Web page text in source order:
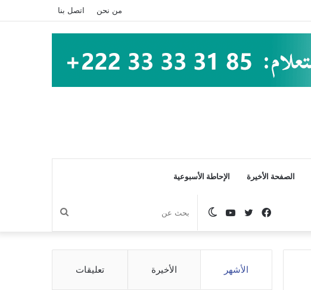
من نحن اتصل بنا
الصفحة الأخيرة الإحاطة الأسبوعية
بحث
عن
الوضع
المظلم
يوتيوبتويتر
فيسبوك
الأشهر الأخيرة تعليقات